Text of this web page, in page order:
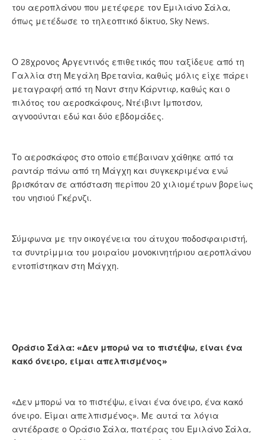
του αεροπλάνου που μετέφερε τον Εμιλιάνο Σάλα,
όπως μετέδωσε το τηλεοπτικό δίκτυο, Sky News.
Ο 28χρονος Αργεντινός επιθετικός που ταξίδευε από τη
Γαλλία στη Μεγάλη Βρετανία, καθώς μόλις είχε πάρει
μεταγραφή από τη Ναντ στην Κάρντιφ, καθώς και ο
πιλότος του αεροσκάφους, Ντέιβιντ Ιμποτσον,
αγνοούνται εδώ και δύο εβδομάδες.
Το αεροσκάφος στο οποίο επέβαιναν χάθηκε από τα
ραντάρ πάνω από τη Μάγχη και συγκεκριμένα ενώ
βρισκόταν σε απόσταση περίπου 20 χιλιομέτρων βορείως
του νησιού Γκέρνζι.
Σύμφωνα με την οικογένεια του άτυχου ποδοσφαιριστή,
τα συντρίμμια του μοιραίου μονοκινητήριου αεροπλάνου
εντοπίστηκαν στη Μάγχη.
Οράσιο Σάλα: «Δεν μπορώ να το πιστέψω, είναι ένα
κακό όνειρο, είμαι απελπισμένος»
«Δεν μπορώ να το πιστέψω, είναι ένα όνειρο, ένα κακό
όνειρο. Είμαι απελπισμένος». Με αυτά τα λόγια
αντέδρασε ο Οράσιο Σάλα, πατέρας του Εμιλάνο Σάλα,